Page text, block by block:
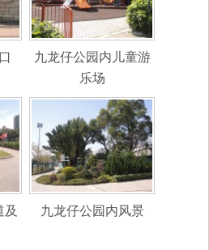
九龙仔公园内儿童游
乐场
及
九龙仔公园内风景